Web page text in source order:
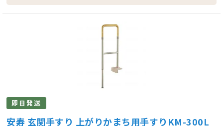
即日発送
安寿 玄関手すり 上がりかまち用手すりKM-300L